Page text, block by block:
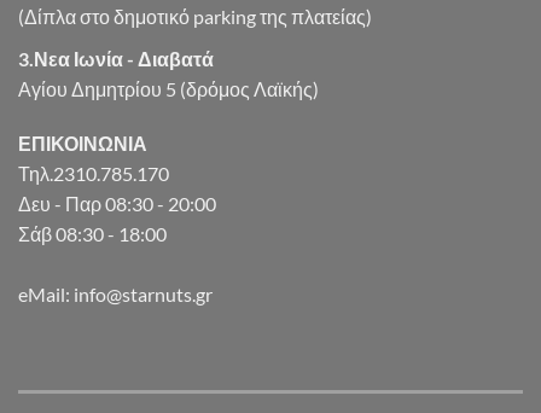
(Δίπλα στο δημοτικό parking της πλατείας)
3.Νεα Ιωνία - Διαβατά
Αγίου Δημητρίου 5 (δρόμος Λαϊκής)
ΕΠΙΚΟΙΝΩΝΙΑ
Τηλ.2310.785.170
Δευ - Παρ 08:30 - 20:00
Σάβ 08:30 - 18:00
eMail: info@starnuts.gr